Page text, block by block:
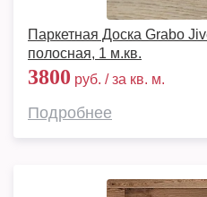
Паркетная Доска Grabo
полосная, 1 м.кв.
3800 руб. / за кв. м.
Подробнее